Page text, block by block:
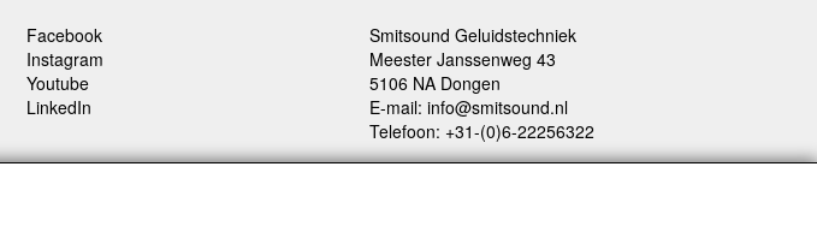
Facebook
Instagram
Youtube
LinkedIn
Smitsound Geluidstechniek
Meester Janssenweg 43
5106 NA Dongen
E-mail: info@smitsound.nl
Telefoon: +31-(0)6-22256322